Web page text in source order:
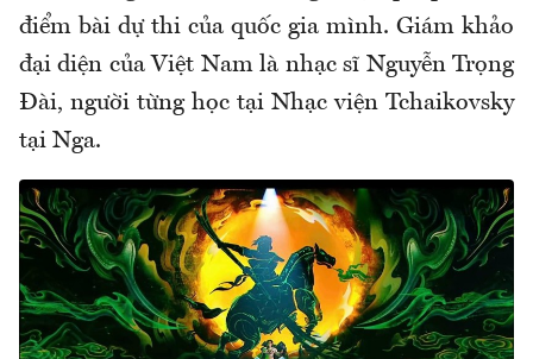
điểm bài dự thi của quốc gia mình. Giám khảo
đại diện của Việt Nam là nhạc sĩ Nguyễn Trọng
Đài, người từng học tại Nhạc viện Tchaikovsky
tại Nga.